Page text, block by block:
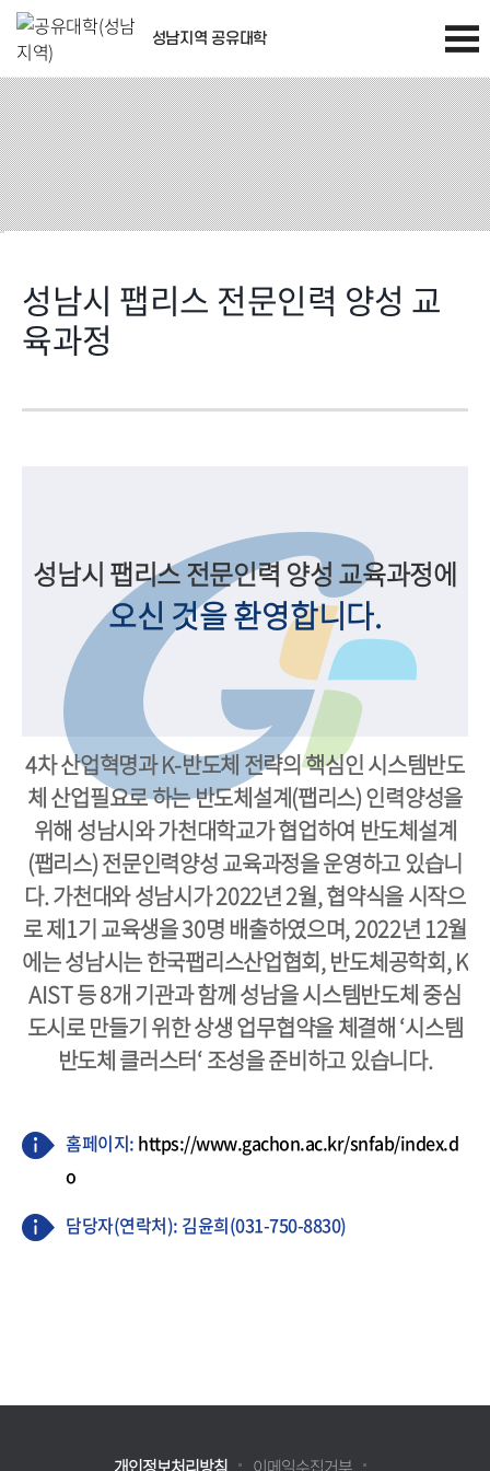
성남지역 공유대학
성남시 팹리스 전문인력 양성 교
육과정
성남시 팹리스 전문인력 양성 교육과정에
오신 것을 환영합니다.
4차 산업혁명과 K-반도체 전략의 핵심인 시스템반도
체 산업필요로 하는 반도체설계(팹리스) 인력양성을
위해 성남시와 가천대학교가 협업하여 반도체설계
(팹리스) 전문인력양성 교육과정을 운영하고 있습니
다. 가천대와 성남시가 2022년 2월, 협약식을 시작으
로 제1기 교육생을 30명 배출하였으며, 2022년 12월
에는 성남시는 한국팹리스산업협회, 반도체공학회, K
AIST 등 8개 기관과 함께 성남을 시스템반도체 중심
도시로 만들기 위한 상생 업무협약을 체결해 ‘시스템
반도체 클러스터‘ 조성을 준비하고 있습니다.
홈페이지: https://www.gachon.ac.kr/snfab/index.d
o
담당자(연락처): 김윤희(031-750-8830)